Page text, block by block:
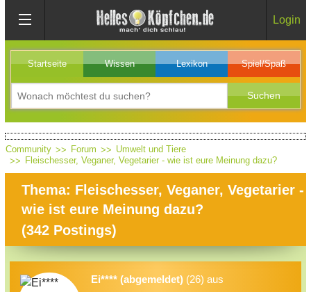
Login
Startseite Wissen Lexikon Spiel/Spaß
Community Forum
Umwelt und Tiere
Fleischesser, Veganer, Vegetarier - wie ist eure Meinung dazu?
Thema: Fleischesser, Veganer, Vegetarier -
wie ist eure Meinung dazu?
(342 Postings)
Ei**** (abgemeldet) (26) aus